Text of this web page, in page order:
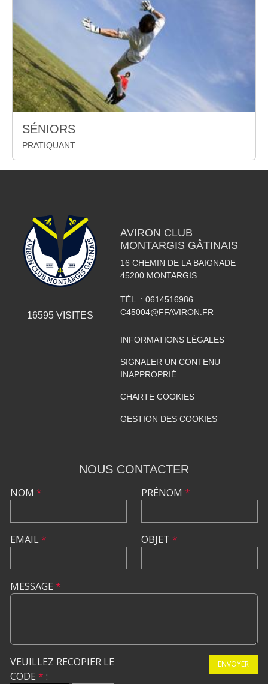
SÉNIORS
PRATIQUANT
16595VISITES
AVIRON CLUB
MONTARGIS GÂTINAIS
16 CHEMIN DE LA BAIGNADE
45200 MONTARGIS
TÉL. : 0614516986
C45004@FFAVIRON.FR
INFORMATIONS LÉGALES
SIGNALER UN CONTENU
INAPPROPRIÉ
CHARTE COOKIES
GESTION DES COOKIES
NOUS CONTACTER
NOM *
EMAIL*
PRÉNOM *
OBJET *
MESSAGE *
VEUILLEZ RECOPIER LE
CODE * :
ENVOYER